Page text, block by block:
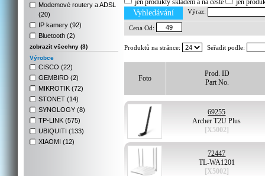
Modemové routery a ADSL
(20)
IP kamery (92)
Bluetooth (2)
zobrazit všechny (3)
Výrobce
CISCO (22)
GEMBIRD (2)
MIKROTIK (72)
STONET (14)
SYNOLOGY (8)
TP-LINK (575)
UBIQUITI (133)
XIAOMI (12)
jen produkty skladem a na cestě jen
Vyhledávání Výraz:
Cena Od:
Produktů na stránce: Seřadit podle:
Foto
Prod. ID
Part No.
69255
Archer T2U Plus
[X5002]
72447
TL-WA1201
[X5002]